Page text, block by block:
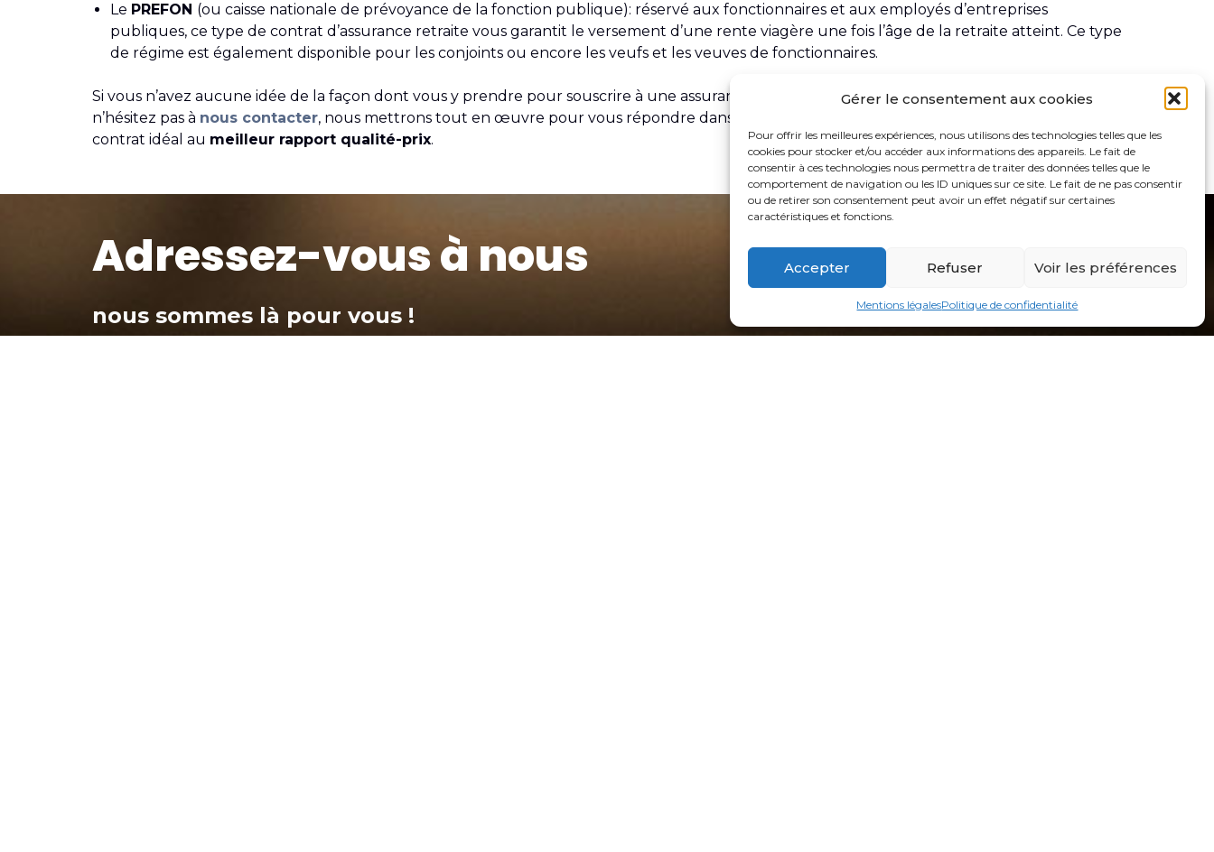
Gérer le consentement aux cookies
Pour offrir les meilleures expériences, nous utilisons des technologies telles que les
cookies pour stocker et/ou accéder aux informations des appareils. Le fait de
consentir à ces technologies nous permettra de traiter des données telles que le
comportement de navigation ou les ID uniques sur ce site. Le fait de ne pas consentir
ou de retirer son consentement peut avoir un effet négatif sur certaines
caractéristiques et fonctions.
Accepter Refuser Voir les préférences
Mentions légalesPolitique de confidentialité
Le PREFON (ou caisse nationale de prévoyance de la fonction publique): réservé aux fonctionnaires et aux employés d’entreprises
publiques, ce type de contrat d’assurance retraite vous garantit le versement d’une rente viagère une fois l’âge de la retraite atteint. Ce type
de régime est également disponible pour les conjoints ou encore les veufs et les veuves de fonctionnaires.
Si vous n’avez aucune idée de la façon dont vous y prendre pour souscrire à une assurance retraite, ou si vous hésitez entre plusieurs régimes,
n’hésitez pas à nous contacter, nous mettrons tout en œuvre pour vous répondre dans les meilleurs délais. Nous trouverons pour vous le
contrat idéal au meilleur rapport qualité-prix.
Adressez-vous à nous
nous sommes là pour vous !